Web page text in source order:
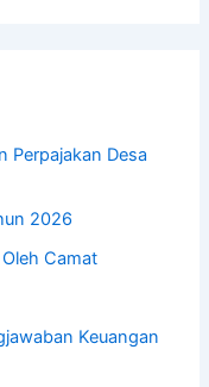
Perpajakan Desa
2026
Camat
Keuangan